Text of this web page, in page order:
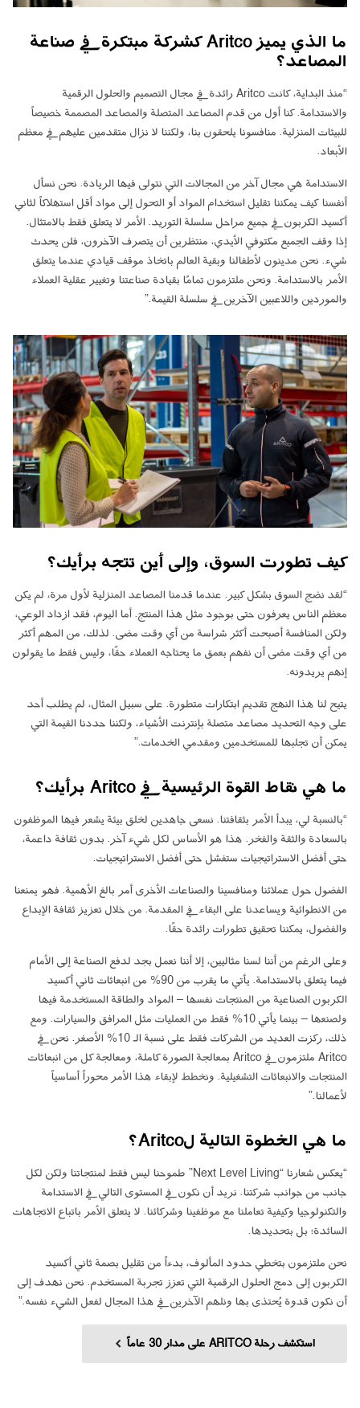
ما الذي يميز Aritco كشركة مبتكرة في صناعة
المصاعد؟
“منذ البداية، كانت Aritco رائدة في مجال التصميم والحلول الرقمية
والاستدامة. كنا أول من قدم المصاعد المتصلة والمصاعد المصممة خصيصاً
للبيئات المنزلية. منافسونا يلحقون بنا، ولكننا لا نزال متقدمين عليهم في معظم
الأبعاد.
الاستدامة هي مجال آخر من المجالات التي نتولى فيها الريادة. نحن نسأل
أنفسنا كيف يمكننا تقليل استخدام المواد أو التحول إلى مواد أقل استهلاكاً لثاني
أكسيد الكربون في جميع مراحل سلسلة التوريد. الأمر لا يتعلق فقط بالامتثال.
إذا وقف الجميع مكتوفي الأيدي، منتظرين أن يتصرف الآخرون، فلن يحدث
شيء. نحن مدينون لأطفالنا وبقية العالم باتخاذ موقف قيادي عندما يتعلق
الأمر بالاستدامة. ونحن ملتزمون تمامًا بقيادة صناعتنا وتغيير عقلية العملاء
والموردين واللاعبين الآخرين في سلسلة القيمة.”
كيف تطورت السوق، وإلى أين تتجه برأيك؟
“لقد نضج السوق بشكل كبير. عندما قدمنا المصاعد المنزلية لأول مرة، لم يكن
معظم الناس يعرفون حتى بوجود مثل هذا المنتج. أما اليوم، فقد ازداد الوعي،
ولكن المنافسة أصبحت أكثر شراسة من أي وقت مضى. لذلك، من المهم أكثر
من أي وقت مضى أن نفهم بعمق ما يحتاجه العملاء حقًا، وليس فقط ما يقولون
إنهم يريدونه.
يتيح لنا هذا النهج تقديم ابتكارات متطورة. على سبيل المثال، لم يطلب أحد
على وجه التحديد مصاعد متصلة بإنترنت الأشياء، ولكننا حددنا القيمة التي
يمكن أن تجلبها للمستخدمين ومقدمي الخدمات.”
ما هي نقاط القوة الرئيسية في Aritco برأيك؟
“بالنسبة لي، يبدأ الأمر بثقافتنا. نسعى جاهدين لخلق بيئة يشعر فيها الموظفون
بالسعادة والثقة والفخر. هذا هو الأساس لكل شيء آخر. بدون ثقافة داعمة،
حتى أفضل الاستراتيجيات ستفشل حتى أفضل الاستراتيجيات.
الفضول حول عملائنا ومنافسينا والصناعات الأخرى أمر بالغ الأهمية. فهو يمنعنا
من الانطوائية ويساعدنا على البقاء في المقدمة. من خلال تعزيز ثقافة الإبداع
والفضول، يمكننا تحقيق تطورات رائدة حقًا.
وعلى الرغم من أننا لسنا مثاليين، إلا أننا نعمل بجد لدفع الصناعة إلى الأمام
فيما يتعلق بالاستدامة. يأتي ما يقرب من 90% من انبعاثات ثاني أكسيد
الكربون الصناعية من المنتجات نفسها – المواد والطاقة المستخدمة فيها
ولصنعها – بينما يأتي 10% فقط من العمليات مثل المرافق والسيارات. ومع
ذلك، ركزت العديد من الشركات فقط على نسبة الـ 10% الأصغر. نحن في
Aritco ملتزمون في Aritco بمعالجة الصورة كاملة، ومعالجة كل من انبعاثات
المنتجات والانبعاثات التشغيلية. ونخطط لإبقاء هذا الأمر محوراً أساسياً
لأعمالنا.”
ما هي الخطوة التالية لAritco؟
“يعكس شعارنا “Next Level Living” طموحنا ليس فقط لمنتجاتنا ولكن لكل
جانب من جوانب شركتنا. نريد أن نكون في المستوى التالي في الاستدامة
والتكنولوجيا وكيفية تعاملنا مع موظفينا وشركائنا. لا يتعلق الأمر باتباع الاتجاهات
السائدة؛ بل بتحديدها.
نحن ملتزمون بتخطي حدود المألوف، بدءاً من تقليل بصمة ثاني أكسيد
الكربون إلى دمج الحلول الرقمية التي تعزز تجربة المستخدم. نحن نهدف إلى
أن نكون قدوة يُحتذى بها ونلهم الآخرين في هذا المجال لفعل الشيء نفسه.”
استكشف رحلة ARITCO على مدار 30 عاماً